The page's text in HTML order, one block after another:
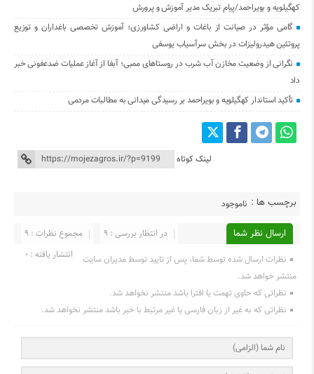
کهگیلویه و بویراحمد/پیام تبریک مدیر آموزش و پرورش
گامی مؤثر در صیانت از باغات و اراضی کشاورزی؛ آموزش تخصصی باغداران و توزیع
پروتئین هیدرولیزات در بخش سرآسیاب یوسفی
نگرانی از وضعیت مخازن آب شرب در روستاهای ممبی؛ آبفا از آغاز عملیات ضدعفونی خبر
داد
تأکید استاندار کهگیلویه و بویراحمد بر رسیدگی میدانی به مطالبات مردمی
لینک کوتاه
برچسب ها : ناموجود
ارسال نظر شما مجموع نظرات : 9
در انتظار بررسی : 9
انتشار یافته : ۰
نظرات ارسال شده توسط شما، پس از تایید توسط مدیران سایت
منتشر خواهد شد.
نظراتی که حاوی تهمت یا افترا باشد منتشر نخواهد شد.
نظراتی که به غیر از زبان فارسی یا غیر مرتبط با خبر باشد منتشر نخواهد شد.